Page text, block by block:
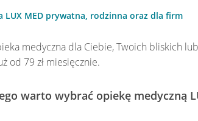
LUX MED prywatna, rodzinna oraz dla firm
medyczna dla Ciebie, Twoich bliskich
od 79 zł miesięcznie.
warto wybrać opiekę medyczną